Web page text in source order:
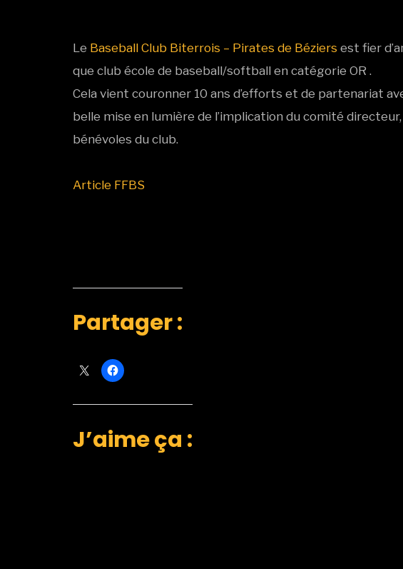
Le Baseball Club Biterrois – Pirates de Béziers est fier
que club école de baseball/softball en catégorie OR .
Cela vient couronner 10 ans d’efforts et de partenariat
belle mise en lumière de l’implication du comité
bénévoles du club.
Article FFBS
Partager :
J’aime ça :